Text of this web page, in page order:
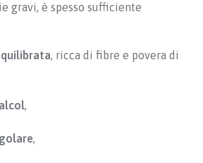
gravi, è spesso sufficiente
, ricca di fibre e povera di
,
,